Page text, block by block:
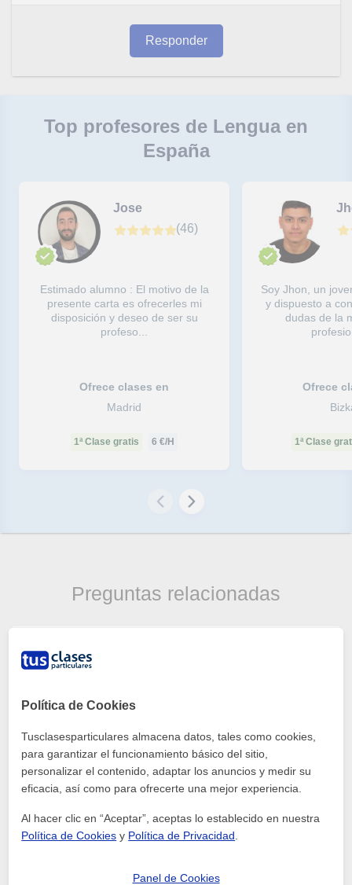
Responder
Top profesores de Lengua en
España
Jose
(46)
Estimado alumno : El motivo de la
presente carta es ofrecerles mi
disposición y deseo de ser su
profeso...
Ofrece clases en
Madrid
1ª Clase gratis 6 €/H
Soy Jhon, un
y dispuesto a
dudas de la
Ofrece
1ª Clase
Preguntas relacionadas
Sin respuesta
Política de Cookies
Tusclasesparticulares almacena datos, tales como cookies,
para garantizar el funcionamiento básico del sitio,
personalizar el contenido, adaptar los anuncios y medir su
eficacia, así como para ofrecerte una mejor experiencia.
Al hacer clic en “Aceptar”, aceptas lo establecido en nuestra
Política de Cookies y Política de Privacidad
Panel de Cookies